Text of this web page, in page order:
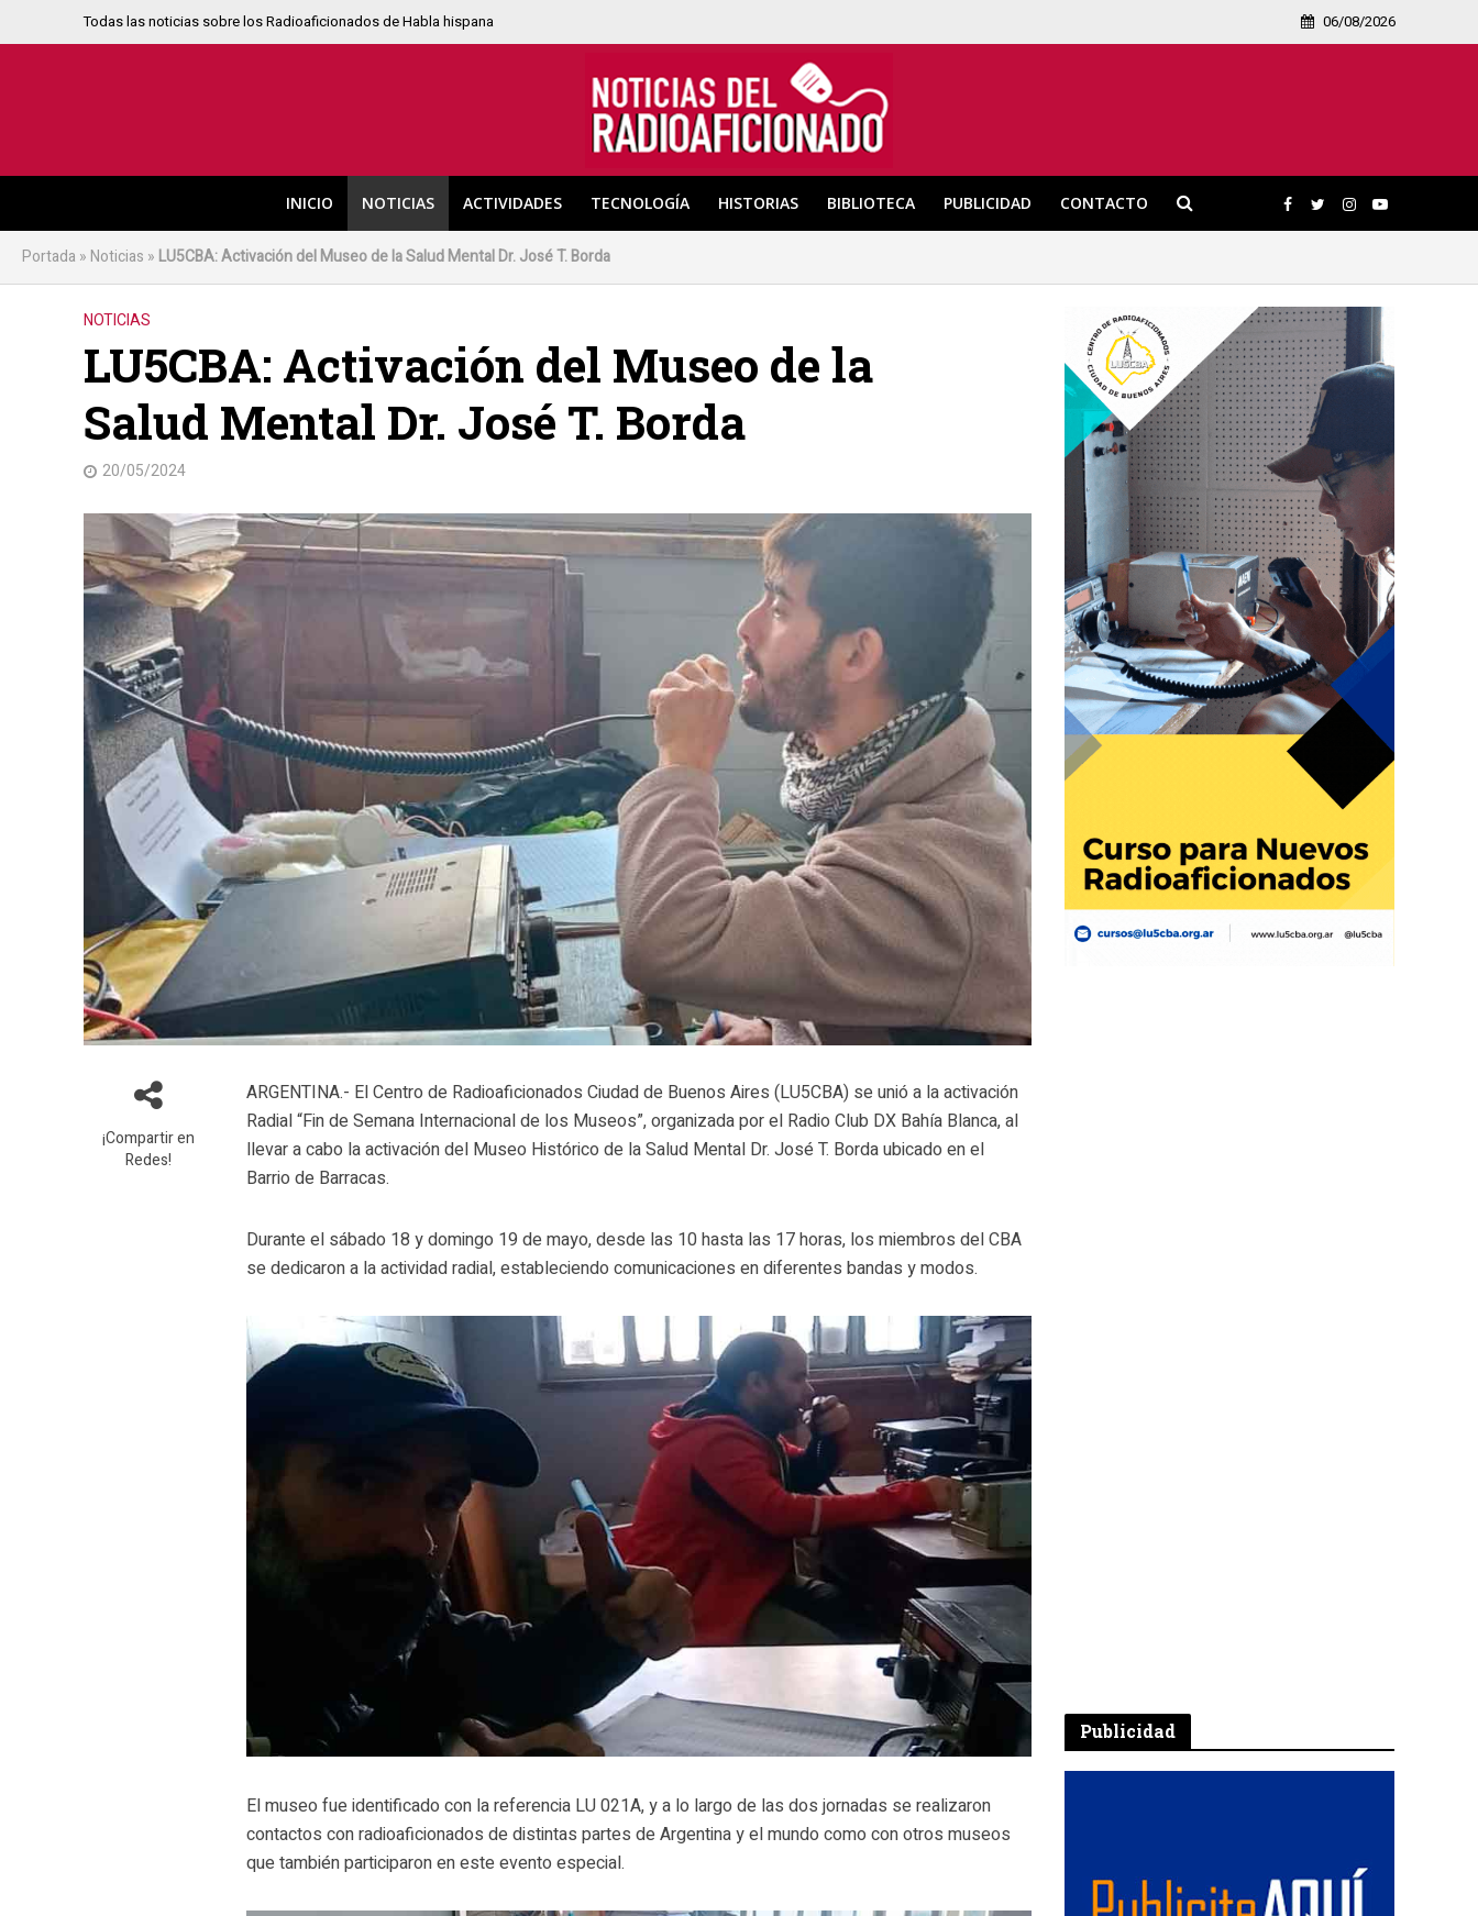
Todas las noticias sobre los Radioaficionados de Habla hispana 06/08/2026
INICIO NOTICIAS ACTIVIDADES TECNOLOGÍA HISTORIAS BIBLIOTECA PUBLICIDAD CONTACTO
Portada » Noticias » LU5CBA: Activación del Museo de la Salud Mental Dr. José T. Borda
NOTICIAS
LU5CBA: Activación del Museo de la
Salud Mental Dr. José T. Borda
20/05/2024
¡Compartir en
Redes!
ARGENTINA.- El Centro de Radioaficionados Ciudad de Buenos Aires (LU5CBA) se unió a la activación
Radial “Fin de Semana Internacional de los Museos”, organizada por el Radio Club DX Bahía Blanca, al
llevar a cabo la activación del Museo Histórico de la Salud Mental Dr. José T. Borda ubicado en el
Barrio de Barracas.
Durante el sábado 18 y domingo 19 de mayo, desde las 10 hasta las 17 horas, los miembros del CBA
se dedicaron a la actividad radial, estableciendo comunicaciones en diferentes bandas y modos.
El museo fue identificado con la referencia LU 021A, y a lo largo de las dos jornadas se realizaron
contactos con radioaficionados de distintas partes de Argentina y el mundo como con otros museos
que también participaron en este evento especial.
Publicidad